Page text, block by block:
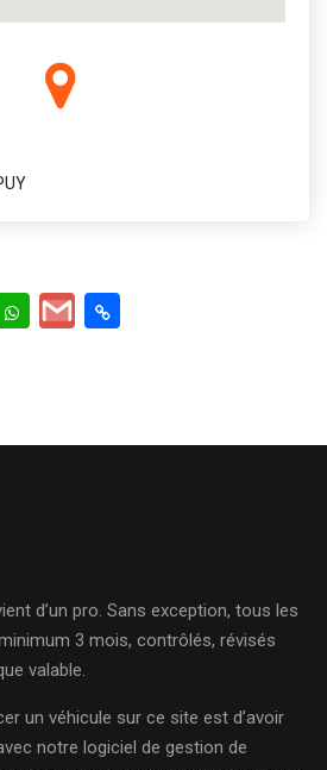
d’un pro. Sans exception, tous les
3 mois, contrôlés, révisés
valable.
un véhicule sur ce site est d’avoir
notre logiciel de gestion de